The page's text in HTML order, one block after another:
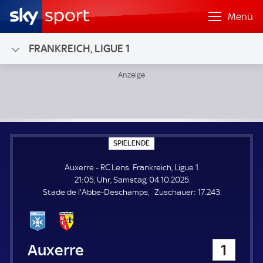
Menü
FRANKREICH, LIGUE 1
SPIELENDE
P
E
L
E
Auxerre - RC Lens. Frankreich, Ligue 1.
21:05, Uhr, Samstag, 04.10.2025.
Stade de l'Abbe-Deschamps
Zuschauer: Z
17.243.
Auxerre 1